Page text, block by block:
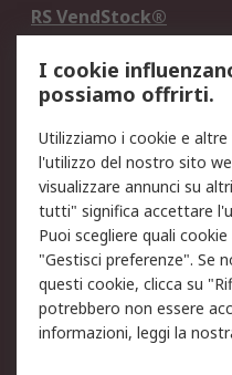
RS VendStock®
Legale
Informativa Cookie
Email Security
Condizioni di vendita
Etica e responsabilità
Chi Siamo
I cookie
possiamo offrirti.
Utilizziamo i cookie e
l'utilizzo del nostro sito
visualizzare annunci su
tutti" significa accettare
Puoi scegliere quali
"Gestisci preferenze". Se
questi cookie, clicca su
potrebbero non essere
informazioni, leggi la